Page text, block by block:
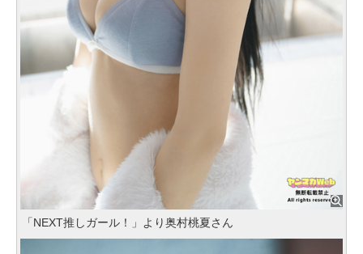
「NEXT推しガール！」より奥村桃夏さん